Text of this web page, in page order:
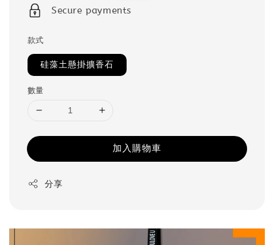
Secure payments
款式
硅藻土懸掛擴香石
數量
加入購物車
分享